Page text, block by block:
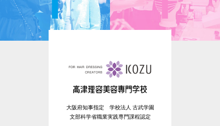
大阪府知事指定 学校法人 古武学園
文部科学省職業実践専門課程認定